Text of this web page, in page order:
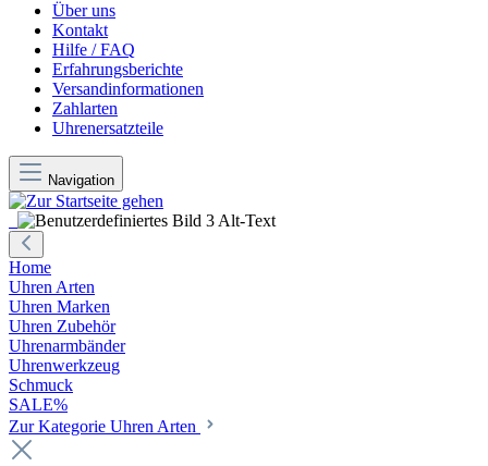
Über uns
Kontakt
Hilfe / FAQ
Erfahrungsberichte
Versandinformationen
Zahlarten
Uhrenersatzteile
Navigation
Home
Uhren Arten
Uhren Marken
Uhren Zubehör
Uhrenarmbänder
Uhrenwerkzeug
Schmuck
SALE%
Zur Kategorie Uhren Arten